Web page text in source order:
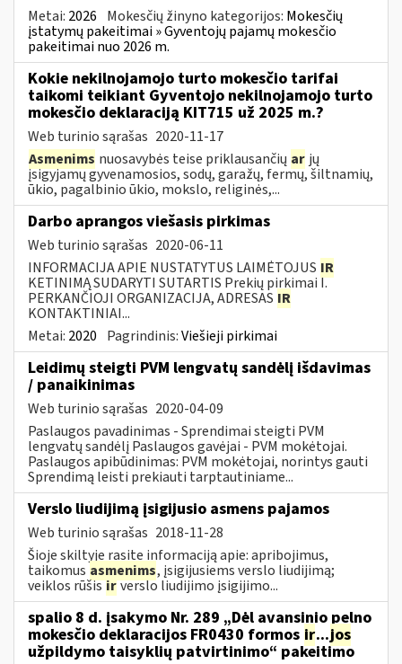
Metai: 2026 Mokesčių žinyno kategorijos: Mokesčių
įstatymų pakeitimai » Gyventojų pajamų mokesčio
pakeitimai nuo 2026 m.
Kokie nekilnojamojo turto mokesčio tarifai
taikomi teikiant Gyventojo nekilnojamojo turto
mokesčio deklaraciją KIT715 už 2025 m.?
Web turinio sąrašas 2020-11-17
Asmenims nuosavybės teise priklausančių ar jų
įsigyjamų gyvenamosios, sodų, garažų, fermų, šiltnamių,
ūkio, pagalbinio ūkio, mokslo, religinės,...
Darbo aprangos viešasis pirkimas
Web turinio sąrašas 2020-06-11
INFORMACIJA APIE NUSTATYTUS LAIMĖTOJUS IR
KETINIMĄ SUDARYTI SUTARTIS Prekių pirkimai I.
PERKANČIOJI ORGANIZACIJA, ADRESAS IR
KONTAKTINIAI...
Metai: 2020 Pagrindinis:Viešieji pirkimai
Leidimų steigti PVM lengvatų sandėlį išdavimas
/ panaikinimas
Web turinio sąrašas 2020-04-09
Paslaugos pavadinimas - Sprendimai steigti PVM
lengvatų sandėlį Paslaugos gavėjai - PVM mokėtojai.
Paslaugos apibūdinimas: PVM mokėtojai, norintys gauti
Sprendimą leisti prekiauti tarptautiniame...
Verslo liudijimą įsigijusio asmens pajamos
Web turinio sąrašas 2018-11-28
Šioje skiltyje rasite informaciją apie: apribojimus,
taikomus asmenims, įsigijusiems verslo liudijimą;
veiklos rūšisirverslo liudijimo įsigijimo...
spalio 8 d. įsakymo Nr. 289 „Dėl avansinio pelno
mokesčio deklaracijos FR0430 formos ir...jos
užpildymo taisyklių patvirtinimo“ pakeitimo